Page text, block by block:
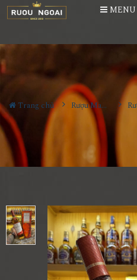
MENU
Trang chủ Rượu Macallan